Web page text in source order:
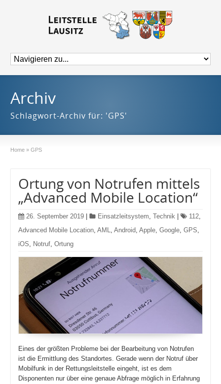
Archiv
Schlagwort-Archiv für: 'GPS'
Home » GPS
Ortung von Notrufen mittels
„Advanced Mobile Location“
26. September 2019 Einsatzleitsystem,Technik 112,
Advanced Mobile Location,AML,Android,Apple,Google,GPS,
iOS, Notruf,Ortung
Eines der größten Probleme bei der Bearbeitung von Notrufen
ist die Ermittlung des Standortes. Gerade wenn der Notruf über
Mobilfunk in der Rettungsleitstelle eingeht, ist es dem
Disponenten nur über eine genaue Abfrage möglich in Erfahrung